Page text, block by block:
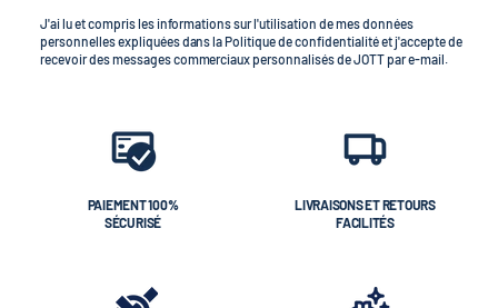
J'ai lu et compris les informations sur l'utilisation de mes données
personnelles expliquées dans la Politique de confidentialité et j'accepte de
recevoir des messages commerciaux personnalisés de JOTT par e-mail.
PAIEMENT 100%
SÉCURISÉ
LIVRAISONS ET RETOURS
FACILITÉS